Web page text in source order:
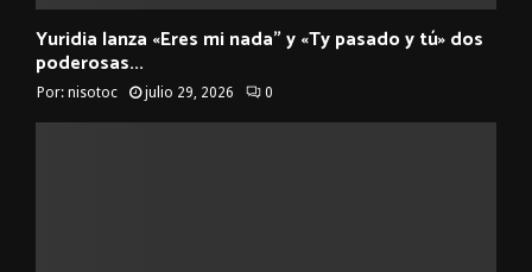
Yuridia lanza «Eres mi nada” y «Ty pasado y tú» dos
poderosas...
Por: nisotoc julio 29, 2026 0